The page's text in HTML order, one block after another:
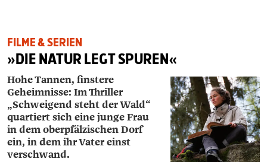
FILME & SERIEN
»DIE NATUR LEGT SPUREN«
Hohe Tannen, finstere
Geheimnisse: Im Thriller
„Schweigend steht der Wald“
quartiert sich eine junge Frau
in dem oberpfälzischen Dorf
ein, in dem ihr Vater einst
verschwand.